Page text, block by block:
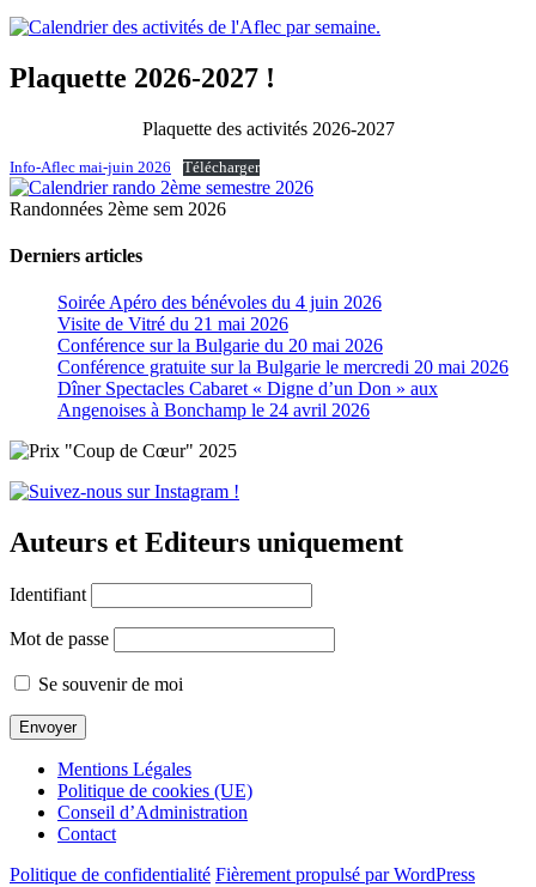
Plaquette 2026-2027 !
Plaquette des activités 2026-2027
Info-Aflec mai-juin 2026 Télécharger
Randonnées 2ème sem 2026
Derniers articles
Soirée Apéro des bénévoles du 4 juin 2026
Visite de Vitré du 21 mai 2026
Conférence sur la Bulgarie du 20 mai 2026
Conférence gratuite sur la Bulgarie le mercredi 20 mai 2026
Dîner Spectacles Cabaret « Digne d’un Don » aux
Angenoises à Bonchamp le 24 avril 2026
Auteurs et Editeurs uniquement
Identifiant
Mot de passe
Se souvenir de moi
Mentions Légales
Politique de cookies (UE)
Conseil d’Administration
Contact
Politique de confidentialité Fièrement propulsé par WordPress